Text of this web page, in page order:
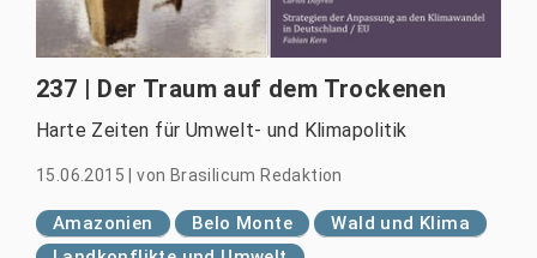
237 | Der Traum auf dem Trockenen
Harte Zeiten für Umwelt- und Klimapolitik
15.06.2015 |von Brasilicum Redaktion
Amazonien Belo Monte
Wald und Klima